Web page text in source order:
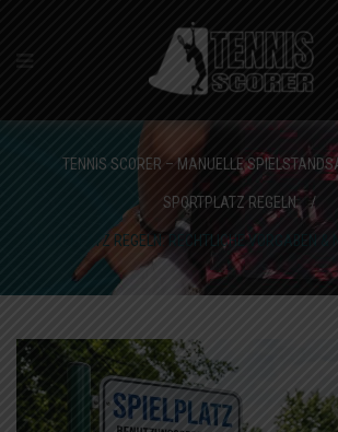
TENNIS SCORER – MANUELLE
SPORTPLATZ REGELN /
SPORTPLATZ REGELN: RECHTLICHE VORGABEN &